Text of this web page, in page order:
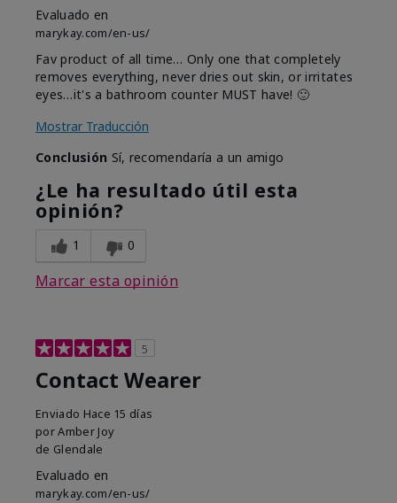
Evaluado en
marykay.com/en-us/
Fav product of all time… Only one that completely
removes everything, never dries out skin, or irritates
eyes…it's a bathroom counter MUST have! 🙂
Mostrar Traducción
Conclusión Sí, recomendaría a un amigo
¿Le ha resultado útil esta
opinión?
1 0
Marcar esta opinión
5
Contact Wearer
Enviado Hace 15 días
porAmber Joy
de Glendale
Evaluado en
marykay.com/en-us/